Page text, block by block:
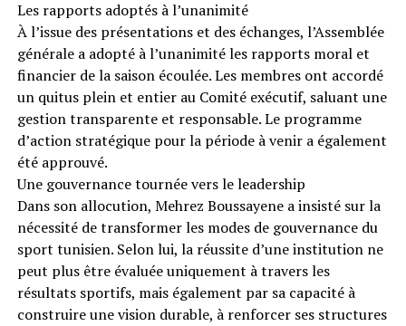
Les rapports adoptés à l’unanimité
À l’issue des présentations et des échanges, l’Assemblée
générale a adopté à l’unanimité les rapports moral et
financier de la saison écoulée. Les membres ont accordé
un quitus plein et entier au Comité exécutif, saluant une
gestion transparente et responsable. Le programme
d’action stratégique pour la période à venir a également
été approuvé.
Une gouvernance tournée vers le leadership
Dans son allocution, Mehrez Boussayene a insisté sur la
nécessité de transformer les modes de gouvernance du
sport tunisien. Selon lui, la réussite d’une institution ne
peut plus être évaluée uniquement à travers les
résultats sportifs, mais également par sa capacité à
construire une vision durable, à renforcer ses structures